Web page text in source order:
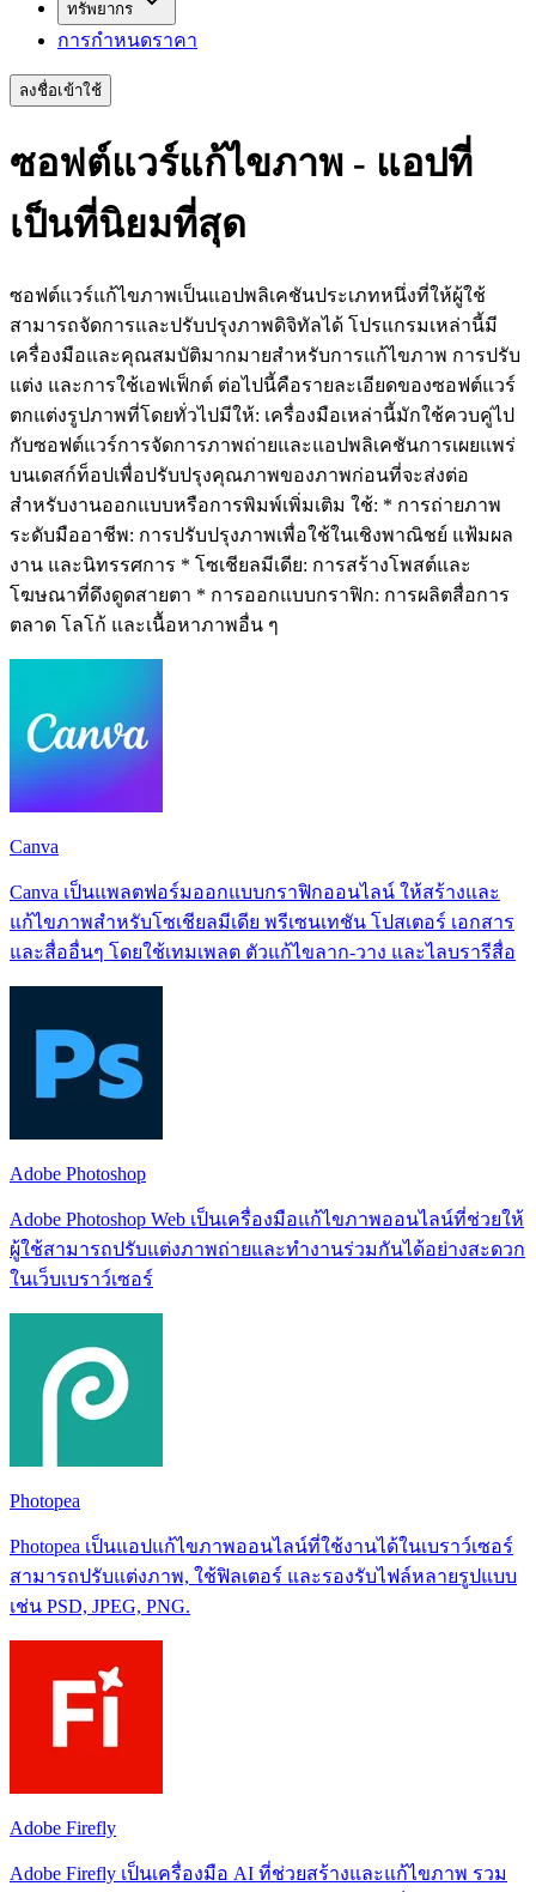
ทรัพยากร
การกำหนดราคา
ลงชื่อเข้าใช้
ซอฟต์แวร์แก้ไขภาพ - แอปที่
เป็นที่นิยมที่สุด
ซอฟต์แวร์แก้ไขภาพเป็นแอปพลิเคชันประเภทหนึ่งที่ให้ผู้ใช้
สามารถจัดการและปรับปรุงภาพดิจิทัลได้ โปรแกรมเหล่านี้มี
เครื่องมือและคุณสมบัติมากมายสำหรับการแก้ไขภาพ การปรับ
แต่ง และการใช้เอฟเฟ็กต์ ต่อไปนี้คือรายละเอียดของซอฟต์แวร์
ตกแต่งรูปภาพที่โดยทั่วไปมีให้: เครื่องมือเหล่านี้มักใช้ควบคู่ไป
กับซอฟต์แวร์การจัดการภาพถ่ายและแอปพลิเคชันการเผยแพร่
บนเดสก์ท็อปเพื่อปรับปรุงคุณภาพของภาพก่อนที่จะส่งต่อ
สำหรับงานออกแบบหรือการพิมพ์เพิ่มเติม ใช้: * การถ่ายภาพ
ระดับมืออาชีพ: การปรับปรุงภาพเพื่อใช้ในเชิงพาณิชย์ แฟ้มผล
งาน และนิทรรศการ * โซเชียลมีเดีย: การสร้างโพสต์และ
โฆษณาที่ดึงดูดสายตา * การออกแบบกราฟิก: การผลิตสื่อการ
ตลาด โลโก้ และเนื้อหาภาพอื่น ๆ
Canva
Canva เป็นแพลตฟอร์มออกแบบกราฟิกออนไลน์ ให้สร้างและ
แก้ไขภาพสำหรับโซเชียลมีเดีย พรีเซนเทชัน โปสเตอร์ เอกสาร
และสื่ออื่นๆ โดยใช้เทมเพลต ตัวแก้ไขลาก‑วาง และไลบรารีสื่อ
Adobe Photoshop
Adobe Photoshop Web เป็นเครื่องมือแก้ไขภาพออนไลน์ที่ช่วยให้
ผู้ใช้สามารถปรับแต่งภาพถ่ายและทำงานร่วมกันได้อย่างสะดวก
ในเว็บเบราว์เซอร์
Photopea
Photopea เป็นแอปแก้ไขภาพออนไลน์ที่ใช้งานได้ในเบราว์เซอร์
สามารถปรับแต่งภาพ, ใช้ฟิลเตอร์ และรองรับไฟล์หลายรูปแบบ
เช่น PSD, JPEG, PNG.
Adobe Firefly
Adobe Firefly เป็นเครื่องมือ AI ที่ช่วยสร้างและแก้ไขภาพ รวม